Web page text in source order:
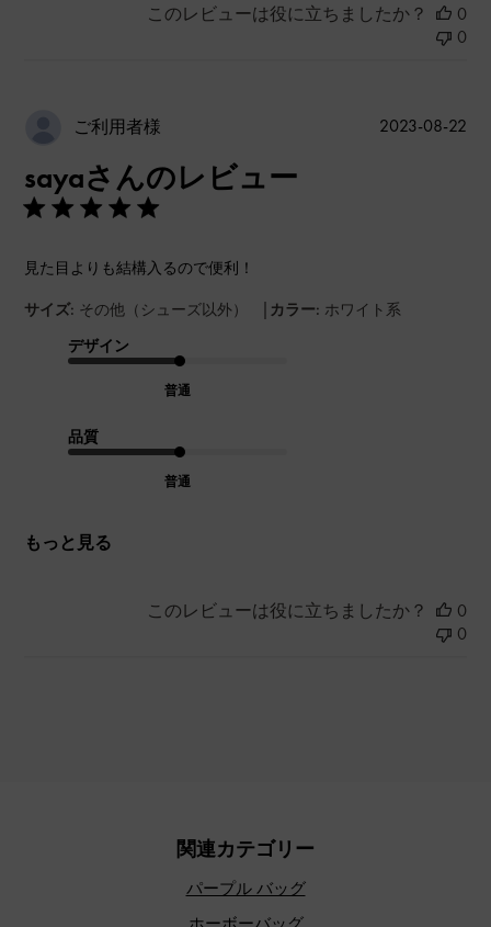
このレビューは役に立ちましたか？
0
0
ご利用者様
sayaさんのレビュー
見た目よりも結構入るので便利！
サイズ: その他（シューズ以外） | カラー: ホワイト系
デザイン
普通
品質
普通
もっと見る
公
2023-08-22
このレビューは役に立ちましたか？
0
0
関連カテゴリー
パープル バッグ